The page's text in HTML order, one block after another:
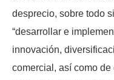
desprecio, sobre todo
“desarrollar e
innovación,
comercial, así como